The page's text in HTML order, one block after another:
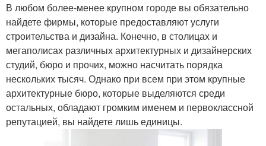
В любом более-менее крупном городе вы обязательно
найдете фирмы, которые предоставляют услуги
строительства и дизайна. Конечно, в столицах и
мегаполисах различных архитектурных и дизайнерских
студий, бюро и прочих, можно насчитать порядка
нескольких тысяч. Однако при всем при этом крупные
архитектурные бюро, которые выделяются среди
остальных, обладают громким именем и первоклассной
репутацией, вы найдете лишь единицы.